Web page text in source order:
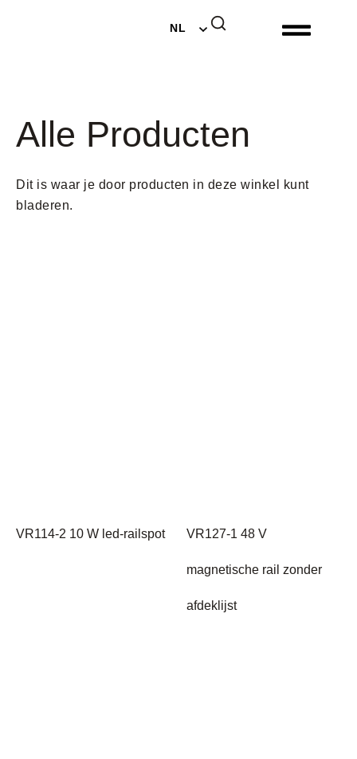
NL
DE
Alle Producten
Dit is waar je door producten in deze winkel kunt
bladeren.
VR114-2 10 W led-railspot VR127-1 48 V
magnetische rail zonder
afdeklijst